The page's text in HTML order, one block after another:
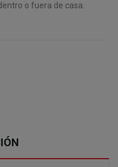
o fuera de casa.